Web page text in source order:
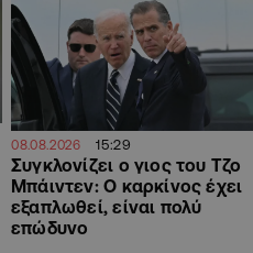
08.08.2026 15:29
Συγκλονίζει ο γιος του Τζο
Μπάιντεν: Ο καρκίνος έχει
εξαπλωθεί, είναι πολύ
επώδυνο